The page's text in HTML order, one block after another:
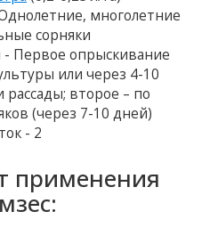
многолетние
сорняки
Первое опрыскивание
или через 4-10
второе – по
(через 7-10 дней)
- 2
применения